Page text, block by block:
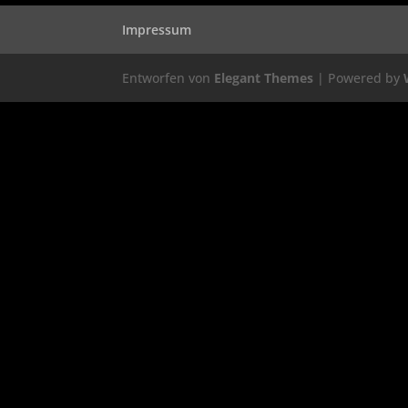
Impressum
Entworfen von Elegant Themes | Powered by